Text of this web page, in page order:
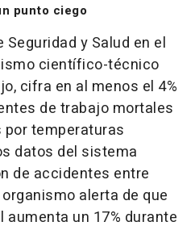
punto ciego
y Salud en el
científico-técnico
cifra en al menos el 4%
de trabajo mortales
por temperaturas
datos del sistema
de accidentes entre
alerta de que
un 17% durante